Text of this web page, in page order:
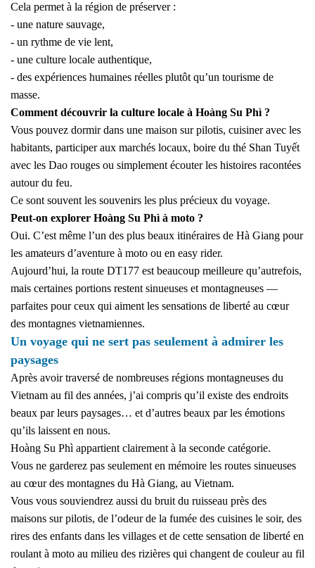
Cela permet à la région de préserver :
- une nature sauvage,
- un rythme de vie lent,
- une culture locale authentique,
- des expériences humaines réelles plutôt qu’un tourisme de
masse.
Comment découvrir la culture locale à Hoàng Su Phì ?
Vous pouvez dormir dans une maison sur pilotis, cuisiner avec les
habitants, participer aux marchés locaux, boire du thé Shan Tuyết
avec les Dao rouges ou simplement écouter les histoires racontées
autour du feu.
Ce sont souvent les souvenirs les plus précieux du voyage.
Peut-on explorer Hoàng Su Phì à moto ?
Oui. C’est même l’un des plus beaux itinéraires de Hà Giang pour
les amateurs d’aventure à moto ou en easy rider.
Aujourd’hui, la route DT177 est beaucoup meilleure qu’autrefois,
mais certaines portions restent sinueuses et montagneuses —
parfaites pour ceux qui aiment les sensations de liberté au cœur
des montagnes vietnamiennes.
Un voyage qui ne sert pas seulement à admirer les
paysages
Après avoir traversé de nombreuses régions montagneuses du
Vietnam au fil des années, j’ai compris qu’il existe des endroits
beaux par leurs paysages… et d’autres beaux par les émotions
qu’ils laissent en nous.
Hoàng Su Phì appartient clairement à la seconde catégorie.
Vous ne garderez pas seulement en mémoire les routes sinueuses
au cœur des montagnes du Hà Giang, au Vietnam.
Vous vous souviendrez aussi du bruit du ruisseau près des
maisons sur pilotis, de l’odeur de la fumée des cuisines le soir, des
rires des enfants dans les villages et de cette sensation de liberté en
roulant à moto au milieu des rizières qui changent de couleur au fil